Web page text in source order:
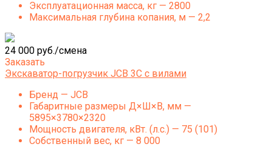
Эксплуатационная масса, кг — 2800
Максимальная глубина копания, м — 2,2
24 000 руб./смена
Заказать
Экскаватор-погрузчик JCB 3C с вилами
Бренд — JCB
Габаритные размеры Д×Ш×В, мм —
5895×3780×2320
Мощность двигателя, кВт. (л.с.) — 75 (101)
Собственный вес, кг — 8 000